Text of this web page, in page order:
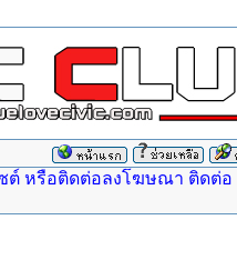
ต์ หรือติดต่อลงโฆษณา ติดต่อ